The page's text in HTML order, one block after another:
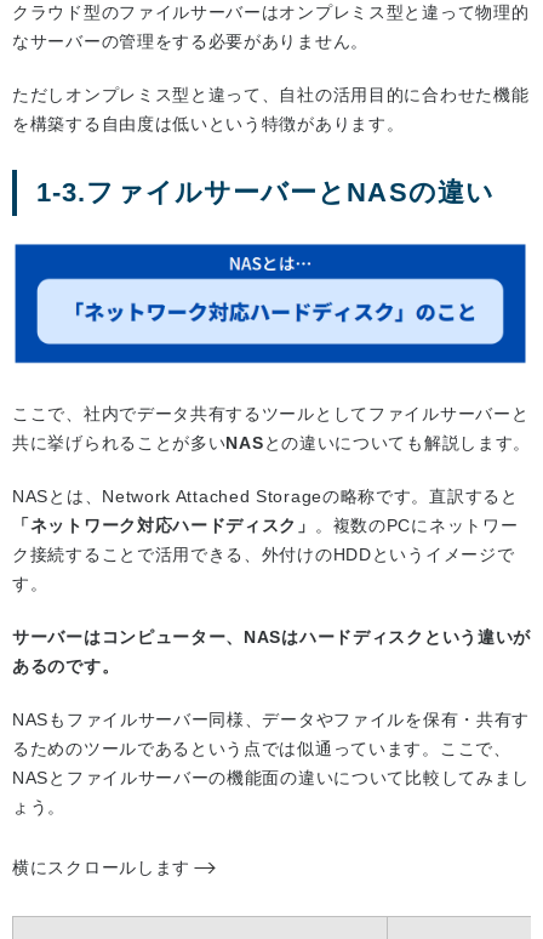
クラウド型のファイルサーバーはオンプレミス型と違って物理的
なサーバーの管理をする必要がありません。
ただしオンプレミス型と違って、自社の活用目的に合わせた機能
を構築する自由度は低いという特徴があります。
1-3.ファイルサーバーとNASの違い
ここで、社内でデータ共有するツールとしてファイルサーバーと
共に挙げられることが多いNASとの違いについても解説します。
NASとは、Network Attached Storageの略称です。直訳すると
「ネットワーク対応ハードディスク」 。複数のPCにネットワー
ク接続することで活用できる、外付けのHDDというイメージで
す。
サーバーはコンピューター、NASはハードディスクという違いが
あるのです。
NASもファイルサーバー同様、データやファイルを保有・共有す
るためのツールであるという点では似通っています。ここで、
NASとファイルサーバーの機能面の違いについて比較してみまし
ょう。
横にスクロールします